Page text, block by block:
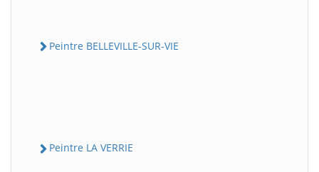
Peintre BELLEVILLE-SUR-VIE
Peintre LA VERRIE